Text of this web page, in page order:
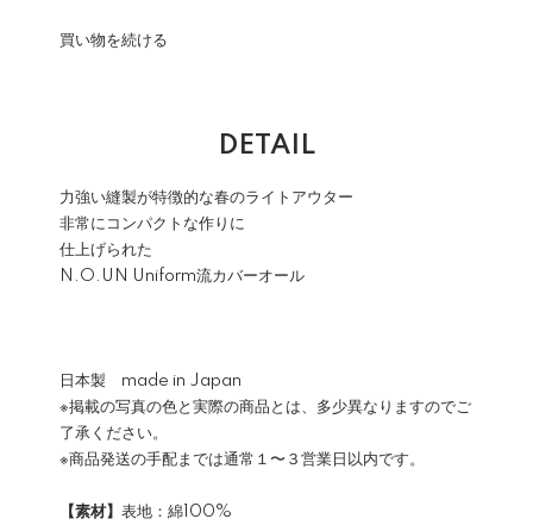
買い物を続ける
DETAIL
力強い縫製が特徴的な春のライトアウター
非常にコンパクトな作りに
仕上げられた
N.O.UN Uniform流カバーオール
日本製 made in Japan
※掲載の写真の色と実際の商品とは、多少異なりますのでご
了承ください。
※商品発送の手配までは通常１〜３営業日以内です。
【素材】 表地：綿100%